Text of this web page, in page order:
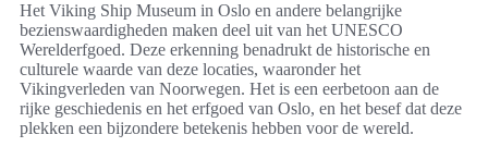
Het Viking Ship Museum in Oslo en andere belangrijke
bezienswaardigheden maken deel uit van het UNESCO
Werelderfgoed. Deze erkenning benadrukt de historische en
culturele waarde van deze locaties, waaronder het
Vikingverleden van Noorwegen. Het is een eerbetoon aan de
rijke geschiedenis en het erfgoed van Oslo, en het besef dat deze
plekken een bijzondere betekenis hebben voor de wereld.